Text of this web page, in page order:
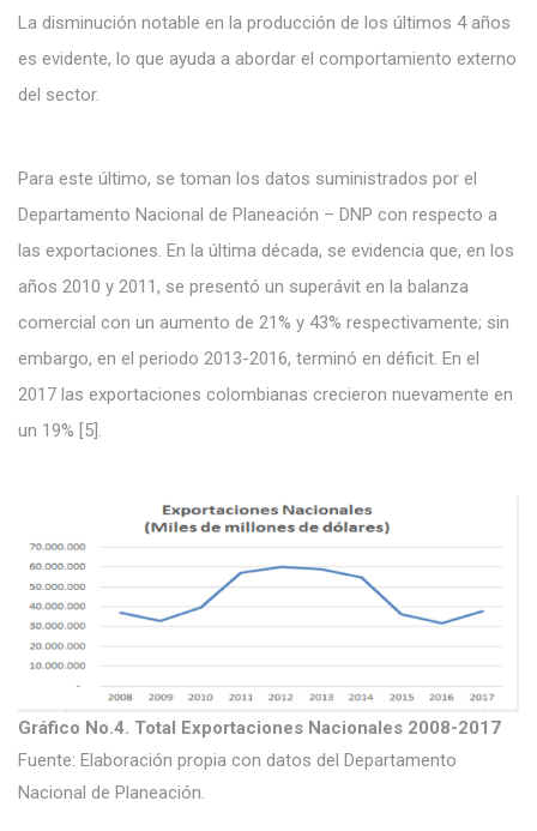
La disminución notable en la producción de los últimos 4 años
es evidente, lo que ayuda a abordar el comportamiento externo
del sector.
Para este último, se toman los datos suministrados por el
Departamento Nacional de Planeación – DNP con respecto a
las exportaciones. En la última década, se evidencia que, en los
años 2010 y 2011, se presentó un superávit en la balanza
comercial con un aumento de 21% y 43% respectivamente; sin
embargo, en el periodo 2013-2016, terminó en déficit. En el
2017 las exportaciones colombianas crecieron nuevamente en
un 19% [5].
Gráfico No.4. Total Exportaciones Nacionales 2008-2017
Fuente: Elaboración propia con datos del Departamento
Nacional de Planeación.